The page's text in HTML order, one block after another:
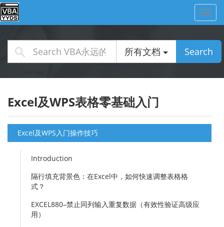
所有文档 Search
Excel及WPS表格零基础入门
Excel及WPS入门操作技巧
Introduction
隔行填充背景色：在Excel中，如何快速调整表格格
式？
EXCEL880–禁止同列输入重复数据（有效性验证高级应
用）